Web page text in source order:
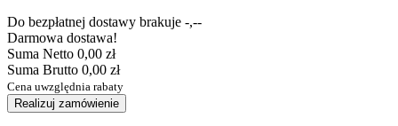
Do bezpłatnej dostawy brakuje -,--
Darmowa dostawa!
Suma Netto 0,00 zł
Suma Brutto 0,00 zł
Cena uwzględnia rabaty
Realizuj zamówienie